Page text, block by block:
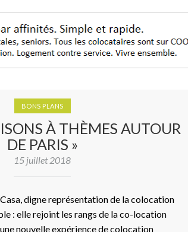
BONS PLANS
À THÈMES AUTOUR
DE PARIS »
15 juillet 2018
digne représentation de la colocation
: elle rejoint les rangs de la co-location
nouvelle expérience de colocation